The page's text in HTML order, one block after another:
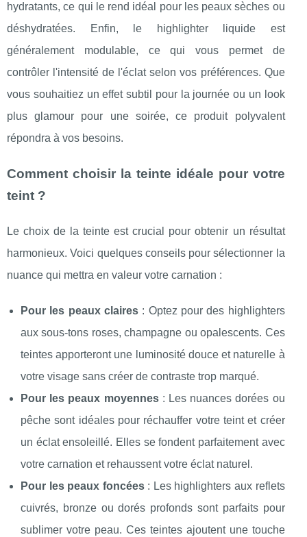
hydratants, ce qui le rend idéal pour les peaux sèches ou
déshydratées. Enfin, le highlighter liquide est
généralement modulable, ce qui vous permet de
contrôler l'intensité de l'éclat selon vos préférences. Que
vous souhaitiez un effet subtil pour la journée ou un look
plus glamour pour une soirée, ce produit polyvalent
répondra à vos besoins.
Comment choisir la teinte idéale pour votre
teint ?
Le choix de la teinte est crucial pour obtenir un résultat
harmonieux. Voici quelques conseils pour sélectionner la
nuance qui mettra en valeur votre carnation :
Pour les peaux claires: Optez pour des highlighters
aux sous-tons roses, champagne ou opalescents. Ces
teintes apporteront une luminosité douce et naturelle à
votre visage sans créer de contraste trop marqué.
Pour les peaux moyennes: Les nuances dorées ou
pêche sont idéales pour réchauffer votre teint et créer
un éclat ensoleillé. Elles se fondent parfaitement avec
votre carnation et rehaussent votre éclat naturel.
Pour les peaux foncées: Les highlighters aux reflets
cuivrés, bronze ou dorés profonds sont parfaits pour
sublimer votre peau. Ces teintes ajoutent une touche